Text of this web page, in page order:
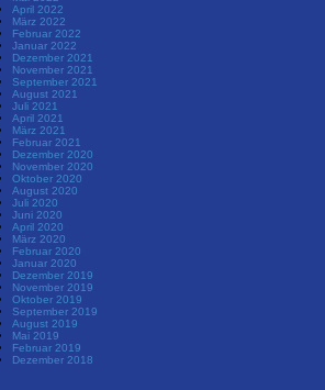
April 2022
März 2022
Februar 2022
Januar 2022
Dezember 2021
November 2021
September 2021
August 2021
Juli 2021
April 2021
März 2021
Februar 2021
Dezember 2020
November 2020
Oktober 2020
August 2020
Juli 2020
Juni 2020
April 2020
März 2020
Februar 2020
Januar 2020
Dezember 2019
November 2019
Oktober 2019
September 2019
August 2019
Mai 2019
Februar 2019
Dezember 2018